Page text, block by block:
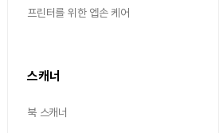
프린터를 위한 엡손 케어
스캐너
북 스캐너